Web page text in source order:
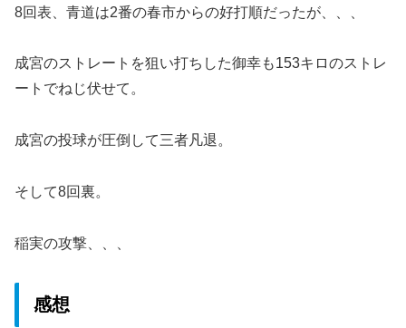
8回表、青道は2番の春市からの好打順だったが、、、
成宮のストレートを狙い打ちした御幸も153キロのストレ
ートでねじ伏せて。
成宮の投球が圧倒して三者凡退。
そして8回裏。
稲実の攻撃、、、
感想